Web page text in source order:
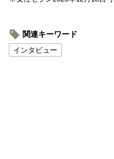
関連キーワード
インタビュー